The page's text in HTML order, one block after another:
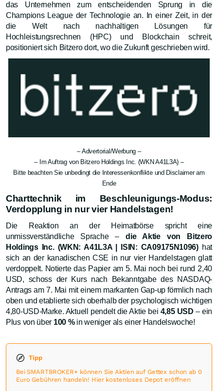
das Unternehmen zum entscheidenden Sprung in die
Champions League der Technologie an. In einer Zeit, in der
die Welt nach nachhaltigen Lösungen für
Hochleistungsrechnen (HPC) und Blockchain schreit,
positioniert sich Bitzero dort, wo die Zukunft geschrieben wird.
– Advertorial/Werbung –
– Im Auftrag von Bitzero Holdings Inc. (WKN A41L3A) –
Bitte beachten Sie unbedingt die Interessenkonflikte und Disclaimer am
Ende
Charttechnik im Beschleunigungs-Modus:
Verdopplung in nur vier Handelstagen!
Die Reaktion an der Heimatbörse spricht eine
unmissverständliche Sprache –die Aktie von Bitzero
Holdings Inc. (WKN: A41L3A | ISIN: CA09175N1096)hat
sich an der kanadischen CSE in nur vier Handelstagen glatt
verdoppelt. Notierte das Papier am 5. Mai noch bei rund 2,40
USD, schoss der Kurs nach Bekanntgabe des NASDAQ-
Antrags am 7. Mai mit einem markanten Gap-up förmlich nach
oben und etablierte sich oberhalb der psychologisch wichtigen
4,80-USD-Marke. Aktuell pendelt die Aktie bei 4,85 USD – ein
Plus von über 100 %in weniger als einer Handelswoche!
Tipp
Bei SMARTBROKER+ können Sie Aktien auf Gettex schon ab 0
Euro Gebühren handeln! Hier kostenloses Depot eröffnen